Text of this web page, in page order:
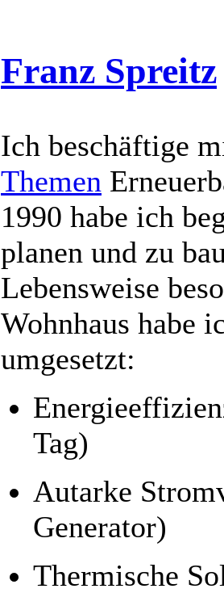
Franz Spreitz
Ich beschäftige
Themen
1990 habe ich
planen und zu
Lebensweise
Wohnhaus habe
umgesetzt:
Tag)
Autarke
Generator)
Thermische